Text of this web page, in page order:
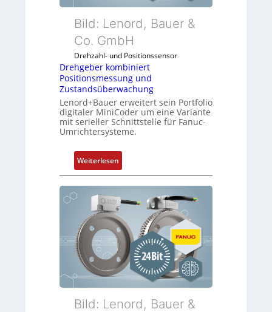
b
e
f
ü
r
d
i
e
n
e
d
u
n
g
k
o
i
m
o
u
l
e
b
i
n
g
4
G
u
n
d
G
a
u
f
d
Bild: Lenord, Bauer &
Co. GmbH
Drehzahl- und Positionssensor
Drehgeber kombiniert
Positionsmessung und
Zustandsüberwachung
Lenord+Bauer erweitert sein Portfolio
digitaler MiniCoder um eine Variante
mit serieller Schnittstelle für Fanuc-
Umrichtersysteme.
Weiterlesen
D
r
e
h
g
b
e
r
k
o
Bild: Lenord, Bauer &